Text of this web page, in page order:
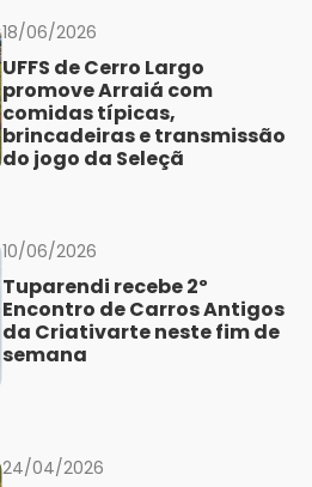
18/06/2026
UFFS de Cerro Largo
promove Arraiá com
comidas típicas,
brincadeiras e transmissão
do jogo da Seleçã
10/06/2026
Tuparendi recebe 2º
Encontro de Carros Antigos
da Criativarte neste fim de
semana
24/04/2026